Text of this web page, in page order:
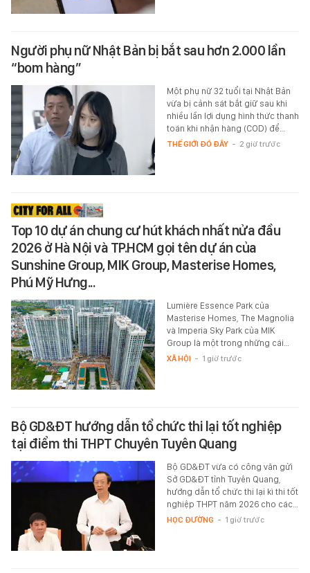
Người phụ nữ Nhật Bản bị bắt sau hơn 2.000 lần
“bom hàng”
Một phụ nữ 32 tuổi tại Nhật Bản
vừa bị cảnh sát bắt giữ sau khi
nhiều lần lợi dụng hình thức thanh
toán khi nhận hàng (COD) để…
THẾ GIỚI ĐÓ ĐÂY - 2 giờ trước
Top 10 dự án chung cư hút khách nhất nửa đầu
2026 ở Hà Nội và TP.HCM gọi tên dự án của
Sunshine Group, MIK Group, Masterise Homes,
Phú Mỹ Hưng...
Lumière Essence Park của
Masterise Homes, The Magnolia
và Imperia Sky Park của MIK
Group là một trong những cái…
XÃ HỘI - 1 giờ trước
Bộ GD&ĐT hướng dẫn tổ chức thi lại tốt nghiệp
tại điểm thi THPT Chuyên Tuyên Quang
Bộ GD&ĐT vừa có công văn gửi
Sở GD&ĐT tỉnh Tuyên Quang,
hướng dẫn tổ chức thi lại kì thi tốt
nghiệp THPT năm 2026 cho các…
HỌC ĐƯỜNG - 1 giờ trước